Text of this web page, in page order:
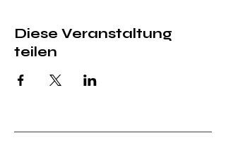
Diese Veranstaltung
teilen